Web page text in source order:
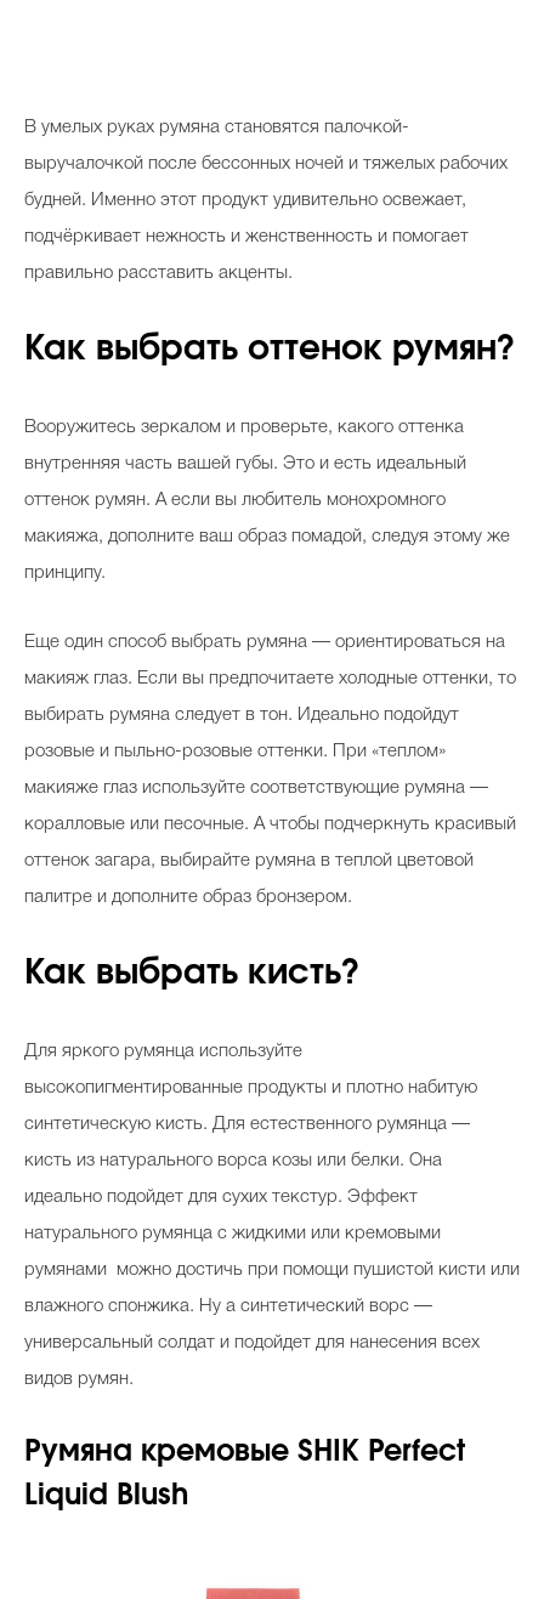
В умелых руках румяна становятся палочкой-
выручалочкой после бессонных ночей и тяжелых рабочих
будней. Именно этот продукт удивительно освежает,
подчёркивает нежность и женственность и помогает
правильно расставить акценты.
Как выбрать оттенок румян?
Вооружитесь зеркалом и проверьте, какого оттенка
внутренняя часть вашей губы. Это и есть идеальный
оттенок румян. А если вы любитель монохромного
макияжа, дополните ваш образ помадой, следуя этому же
принципу.
Еще один способ выбрать румяна — ориентироваться на
макияж глаз. Если вы предпочитаете холодные оттенки, то
выбирать румяна следует в тон. Идеально подойдут
розовые и пыльно-розовые оттенки. При «теплом»
макияже глаз используйте соответствующие румяна —
коралловые или песочные. А чтобы подчеркнуть красивый
оттенок загара, выбирайте румяна в теплой цветовой
палитре и дополните образ бронзером.
Как выбрать кисть?
Для яркого румянца используйте
высокопигментированные продукты и плотно набитую
синтетическую кисть. Для естественного румянца —
кисть из натурального ворса козы или белки. Она
идеально подойдет для сухих текстур. Эффект
натурального румянца с жидкими или кремовыми
румянами можно достичь при помощи пушистой кисти или
влажного спонжика. Ну а синтетический ворс —
универсальный солдат и подойдет для нанесения всех
видов румян.
Румяна кремовые SHIK Perfect
Liquid Blush